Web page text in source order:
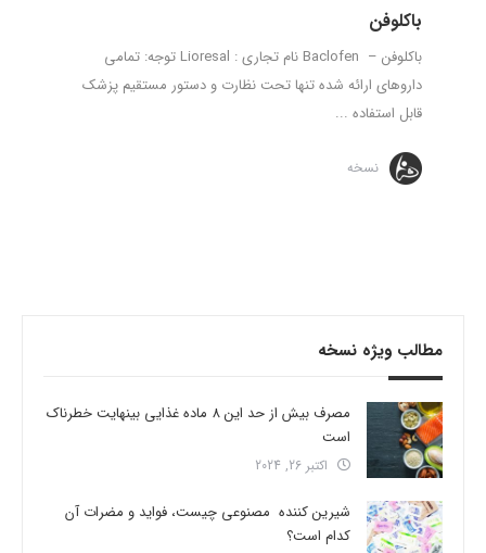
باکلوفن
باکلوفن – Baclofen نام تجاری : Lioresal توجه: تمامی
داروهای ارائه شده تنها تحت نظارت و دستور مستقیم پزشک
قابل استفاده ...
نسخه
مطالب ویژه نسخه
مصرف بیش از حد این 8 ماده غذایی بینهایت خطرناک
است
اکتبر 26, 2024
شیرین کننده مصنوعی چیست، فواید و مضرات آن
کدام است؟